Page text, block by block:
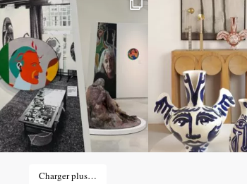
Charger plus…